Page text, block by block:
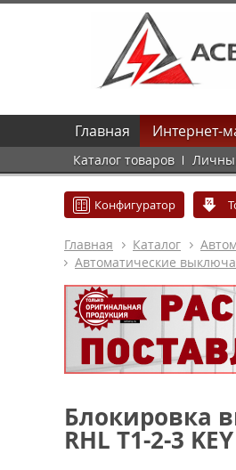
Главная Интернет-
Каталог товаров
Конфигуратор
Главная Каталог
Автоматические
Блокировка
RHL T1-2-3